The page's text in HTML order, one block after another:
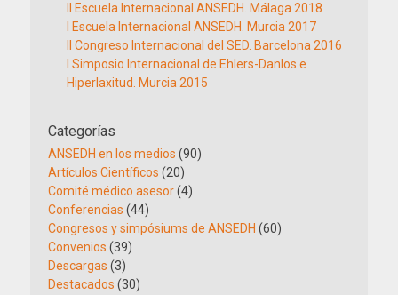
II Escuela Internacional ANSEDH. Málaga 2018
I Escuela Internacional ANSEDH. Murcia 2017
II Congreso Internacional del SED. Barcelona 2016
I Simposio Internacional de Ehlers-Danlos e
Hiperlaxitud. Murcia 2015
Categorías
ANSEDH en los medios (90)
Artículos Científicos (20)
Comité médico asesor(4)
Conferencias (44)
Congresos y simpósiums de ANSEDH (60)
Convenios (39)
Descargas (3)
Destacados (30)